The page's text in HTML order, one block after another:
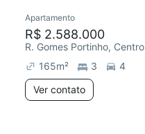
Apartamento
R$ 2.588.000
R. Gomes Portinho, Centro
165m² 3
4
Ver contato